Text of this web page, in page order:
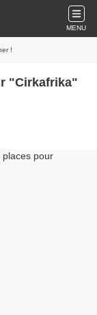
MENU
!
"Cirkafrika"